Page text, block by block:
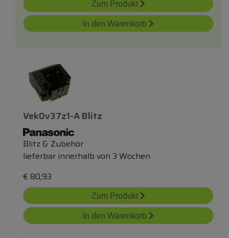
Zum Produkt
In den Warenkorb
Vek0v37z1-A Blitz
Blitz & Zubehör
lieferbar innerhalb von 3 Wochen
€ 80,93
Zum Produkt
In den Warenkorb